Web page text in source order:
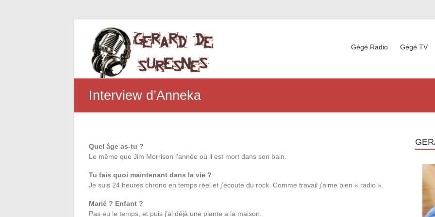
Gégé Radio Gégé TV
Interview d’Anneka
Quel âge as-tu ?
Le même que Jim Morrison l’année où il est mort dans son bain.
Tu fais quoi maintenant dans la vie ?
Je suis 24 heures chrono en temps réel et j’écoute du rock. Comme travail j’aime bien « radio ».
Marié ? Enfant ?
Pas eu le temps, et puis j’ai déjà une plante a la maison.